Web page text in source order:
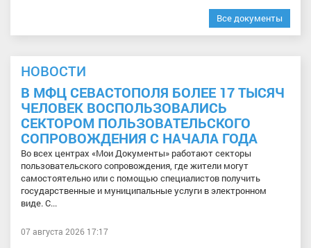
Все документы
НОВОСТИ
В МФЦ СЕВАСТОПОЛЯ БОЛЕЕ 17 ТЫСЯЧ
ЧЕЛОВЕК ВОСПОЛЬЗОВАЛИСЬ
СЕКТОРОМ ПОЛЬЗОВАТЕЛЬСКОГО
СОПРОВОЖДЕНИЯ С НАЧАЛА ГОДА
Во всех центрах «Мои Документы» работают секторы
пользовательского сопровождения, где жители могут
самостоятельно или с помощью специалистов получить
государственные и муниципальные услуги в электронном
виде. С...
07 августа 2026 17:17